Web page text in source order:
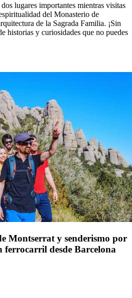
lugares importantes mientras visitas
del Monasterio de
de la Sagrada Familia. ¡Sin
historias y curiosidades que no puedes
Montserrat y senderismo por
ferrocarril desde Barcelona